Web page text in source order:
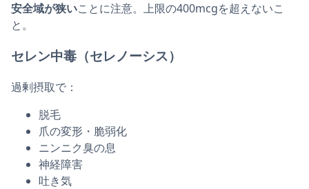
安全域が狭いことに注意。上限の400mcgを超えないこ
と。
セレン中毒（セレノーシス）
過剰摂取で：
脱毛
爪の変形・脆弱化
ニンニク臭の息
神経障害
吐き気